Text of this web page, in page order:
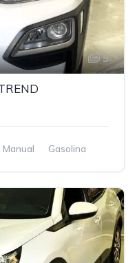
5
Manual Gasolina